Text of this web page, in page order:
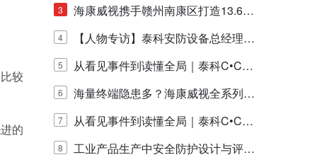
较
的
能培训正式启动！
3
海康威视携手赣州南康区打造13.6公
里绿波网
4
【人物专访】泰科安防设备总经理张
宁解码安防出海新范式
5
从看见事件到读懂全局｜泰科C•CUR
E IQ 3.20开启安防运营智能新时代
6
海量终端隐患多？海康威视全系列物
联安全产品，四层守护更放心！
7
从看见事件到读懂全局｜泰科C•CUR
E IQ 3.20开启安防运营智能新时代
8
工业产品生产中安全防护设计与评估